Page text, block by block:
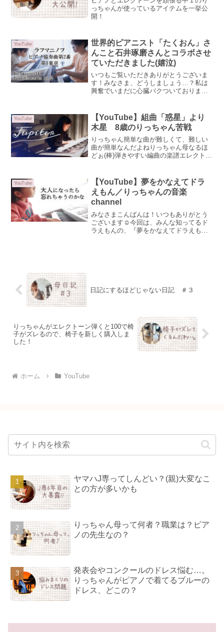
っちゃんが使っているアイテムを一挙公
開！
YouTube
世界的ピアニスト「たくおん」さ
んこと石井琢磨さんとコラボさせ
ていただきました(嬉泣)
いつもご覧いただきありがとうございま
す！みなさま、どうしましょう…？私は
興奮でいまだに心臓バクついておりま
かったヨ……(ガチ)な、なんとタイトル通
り、ウィーン在住の世界...
YouTube
【YouTube】組曲「惑星」より
木星 8歳のりっちゃん苦戦
りっちゃん簡単な曲が難しくて、難しい
曲が簡単なんだよねりっちゃん母なるほ
どぉ(棒)弾きやすい編曲の楽譜エレクトー
ます。ぷりんと楽譜でその説明がされて
いるのを見つけました...
YouTube
【YouTube】夢をかなえてドラ
えもん／りっちゃんの音楽
channel
みなさまこんばんは！いつもありがとう
ございます☺今回は、みんな知ってるド
ラえもんの、『夢をかなえてドラえも
日記にするほどじゃない日記 ＃３
りっちゃんがエレクトーン弾くと100で椅
子がズレるので、椅子を新しく購入しま
した！
ホーム YouTube
ヤマハJ専ってしんどい？(親)大変なこ
との方が多いかも
りっちゃん母って何者？職業は？ピア
ノの先生なの？
発表会やコンクールのドレス悩む…。
りっちゃんがピアノで着てるブルーの
ドレス、どこの？